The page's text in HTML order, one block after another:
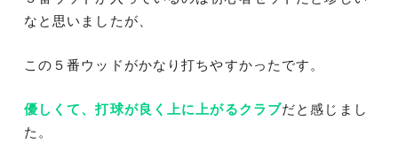
なと思いましたが、
この５番ウッドがかなり打ちやすかったです。
優しくて、打球が良く上に上がるクラブだと感じまし
た。